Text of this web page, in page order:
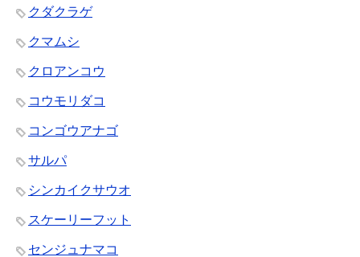
クダクラゲ
クマムシ
クロアンコウ
コウモリダコ
コンゴウアナゴ
サルパ
シンカイクサウオ
スケーリーフット
センジュナマコ